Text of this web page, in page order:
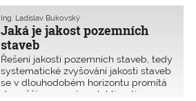
inženýrství Karlovarsko 2025“. Program
obsahoval zajímavé zkušenosti
s řešením krizových situací a odborné
příspěvky uznávaných přednášejících.
Velkým přínosem této konference
bylo také setkání odborníků
a přeshraniční výměna odborných
informací.
Jaká je jakost pozemních
staveb
Ing. Ladislav Bukovský
Řešení jakosti pozemních staveb, tedy
systematické zvyšování jakosti staveb
se v dlouhodobém horizontu promítá
do vyšší provozní spolehlivosti